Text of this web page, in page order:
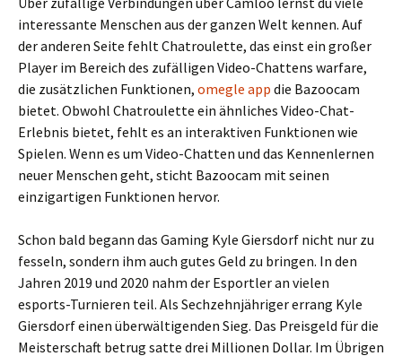
interessante Menschen aus der ganzen Welt kennen. Auf
der anderen Seite fehlt Chatroulette, das einst ein großer
Player im Bereich des zufälligen Video-Chattens warfare,
die zusätzlichen Funktionen, omegle app die Bazoocam
bietet. Obwohl Chatroulette ein ähnliches Video-Chat-
Erlebnis bietet, fehlt es an interaktiven Funktionen wie
Spielen. Wenn es um Video-Chatten und das Kennenlernen
neuer Menschen geht, sticht Bazoocam mit seinen
einzigartigen Funktionen hervor.
Schon bald begann das Gaming Kyle Giersdorf nicht nur zu
fesseln, sondern ihm auch gutes Geld zu bringen. In den
Jahren 2019 und 2020 nahm der Esportler an vielen
esports-Turnieren teil. Als Sechzehnjähriger errang Kyle
Giersdorf einen überwältigenden Sieg. Das Preisgeld für die
Meisterschaft betrug satte drei Millionen Dollar. Im Übrigen